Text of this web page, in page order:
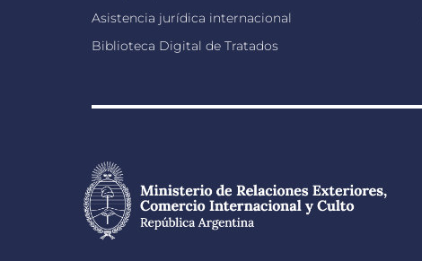
Asistencia jurídica internacional
Biblioteca Digital de Tratados